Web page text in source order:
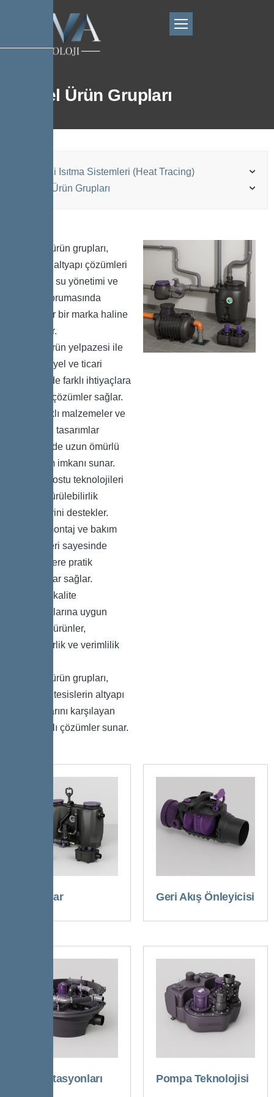
Kessel Ürün Grupları
Elektrikli Isıtma Sistemleri (Heat Tracing)
Kessel Ürün Grupları
Kessel ürün grupları,
modern altyapı çözümleri
sunarak su yönetimi ve
çevre korumasında
güvenilir bir marka haline
gelmiştir.
Geniş ürün yelpazesi ile
endüstriyel ve ticari
tesislerde farklı ihtiyaçlara
yönelik çözümler sağlar.
Dayanıklı malzemeler ve
yenilikçi tasarımlar
sayesinde uzun ömürlü
kullanım imkanı sunar.
Çevre dostu teknolojileri
ile sürdürülebilirlik
hedeflerini destekler.
Kolay montaj ve bakım
özellikleri sayesinde
işletmelere pratik
avantajlar sağlar.
Yüksek kalite
standartlarına uygun
üretilen ürünler,
güvenilirlik ve verimlilik
Kessel ürün grupları,
modern tesislerin altyapı
ihtiyaçlarını karşılayan
kapsamlı çözümler sunar.
Ayırıcılar Geri Akış Önleyicisi
Terfi İstasyonları Pompa Teknolojisi